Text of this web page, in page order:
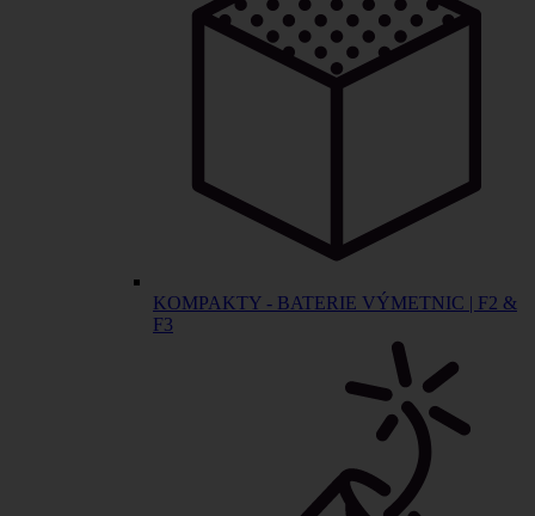
KOMPAKTY - BATERIE VÝMETNIC | F2 &
F3